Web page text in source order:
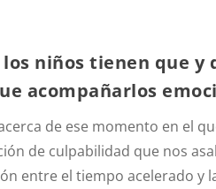
niños tienen que y
acompañarlos
de ese momento en el
de culpabilidad que nos
entre el tiempo acelerado y